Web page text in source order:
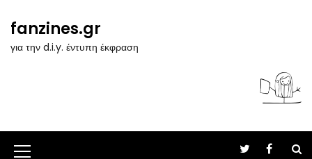
n
fanzines.gr
για την d.i.y. έντυπη έκφραση